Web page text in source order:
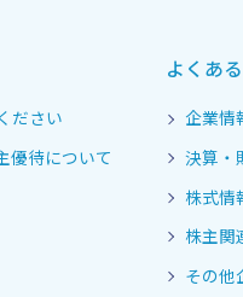
ださい
優待について
よくあ
企業情
決算・
株式情
株主関
その他